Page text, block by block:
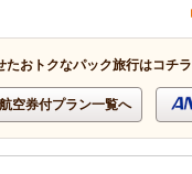
おトクなパック旅行はコチラ
航空券付プラン一覧へ